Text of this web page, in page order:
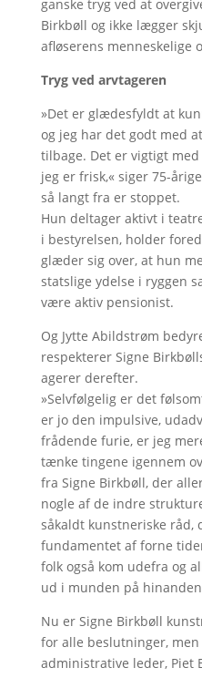
ganske tryg ved at
Birkbøll og ikke lægger
afløserens menneskelige
Tryg ved arvtageren
»Det er glædesfyldt at
og jeg har det godt med
tilbage. Det er vigtigt
jeg er frisk,« siger 75-
så langt fra er stoppet.
Hun deltager aktivt i
i bestyrelsen, holder
glæder sig over, at hun
statslige ydelse i ryggen
være aktiv pensionist.
Og Jytte Abildstrøm
respekterer Signe
agerer derefter.
»Selvfølgelig er det
er jo den impulsive,
frådende furie, er jeg
tænke tingene igennem
fra Signe Birkbøll, der
nogle af de indre
såkaldt kunstneriske råd,
fundamentet af forne
folk også kom udefra og
ud i munden på
Nu er Signe Birkbøll
for alle beslutninger,
administrative leder, Piet